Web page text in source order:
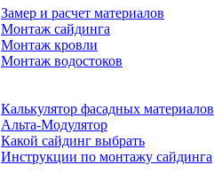
Замер и расчет материалов
Монтаж сайдинга
Монтаж кровли
Монтаж водостоков
Калькулятор фасадных материалов
Альта-Модулятор
Какой сайдинг выбрать
Инструкции по монтажу сайдинга